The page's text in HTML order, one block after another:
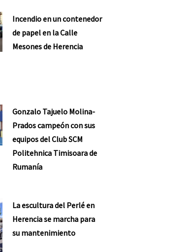
Incendio en un contenedor
de papel en la Calle
Mesones de Herencia
Gonzalo Tajuelo Molina-
Prados campeón con sus
equipos del Club SCM
Politehnica Timisoara de
Rumanía
La escultura del Perlé en
Herencia se marcha para
su mantenimiento